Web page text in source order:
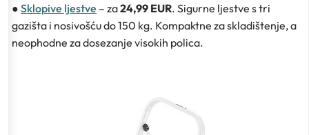
● Sklopive ljestve – za24,99 EUR. Sigurne ljestve s tri
gazišta i nosivošću do 150 kg. Kompaktne za skladištenje, a
neophodne za dosezanje visokih polica.